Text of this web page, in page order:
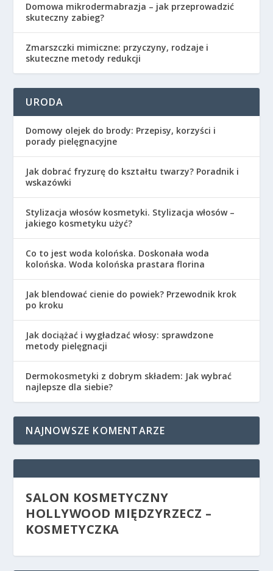
Domowa mikrodermabrazja – jak przeprowadzić
skuteczny zabieg?
Zmarszczki mimiczne: przyczyny, rodzaje i
skuteczne metody redukcji
URODA
Domowy olejek do brody: Przepisy, korzyści i
porady pielęgnacyjne
Jak dobrać fryzurę do kształtu twarzy? Poradnik i
wskazówki
Stylizacja włosów kosmetyki. Stylizacja włosów –
jakiego kosmetyku użyć?
Co to jest woda kolońska. Doskonała woda
kolońska. Woda kolońska prastara florina
Jak blendować cienie do powiek? Przewodnik krok
po kroku
Jak dociążać i wygładzać włosy: sprawdzone
metody pielęgnacji
Dermokosmetyki z dobrym składem: Jak wybrać
najlepsze dla siebie?
NAJNOWSZE KOMENTARZE
SALON KOSMETYCZNY
HOLLYWOOD MIĘDZYRZECZ –
KOSMETYCZKA